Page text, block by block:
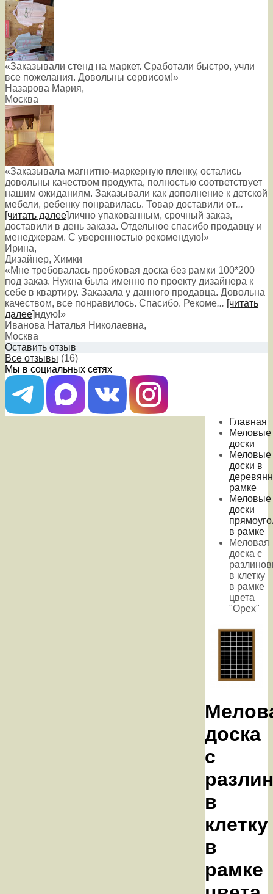
«Заказывали стенд на маркет. Сработали быстро, учли
все пожелания. Довольны сервисом!»
Назарова Мария,
Москва
«Заказывала магнитно-маркерную пленку, остались
довольны качеством продукта, полностью соответствует
нашим ожиданиям. Заказывали как дополнение к детской
мебели, ребенку понравилась. Товар доставили от...
[читать далее]лично упакованным, срочный заказ,
доставили в день заказа. Отдельное спасибо продавцу и
менеджерам. С уверенностью рекомендую!»
Ирина,
Дизайнер, Химки
«Мне требовалась пробковая доска без рамки 100*200
под заказ. Нужна была именно по проекту дизайнера к
себе в квартиру. Заказала у данного продавца. Довольна
качеством, все понравилось. Спасибо. Рекоме... [читать
далее]ндую!»
Иванова Наталья Николаевна,
Москва
Оставить отзыв
Все отзывы (16)
Мы в социальных сетях
Главная
Меловые
доски
Меловые
доски в
рамке
Меловые
доски
в рамке
Меловая
доска с
в клетку
в рамке
цвета
"Орех"
доска
с
в
клетку
в
рамке